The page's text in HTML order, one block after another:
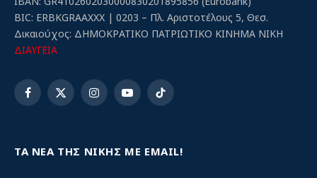
BIC: ERBKGRAAXXX | 0203 – Πλ. Αριστοτέλους 5, Θεσ.
Δικαιούχος: ΔΗΜΟΚΡΑΤΙΚΟ ΠΑΤΡΙΩΤΙΚΟ ΚΙΝΗΜΑ ΝΙΚΗ
ΔΙΑΥΓΕΙΑ
Facebook
X
InstagramYouTubeTikTok
ΤΑ ΝΕΑ ΤΗΣ ΝΙΚΗΣ ΜΕ EMAIL!